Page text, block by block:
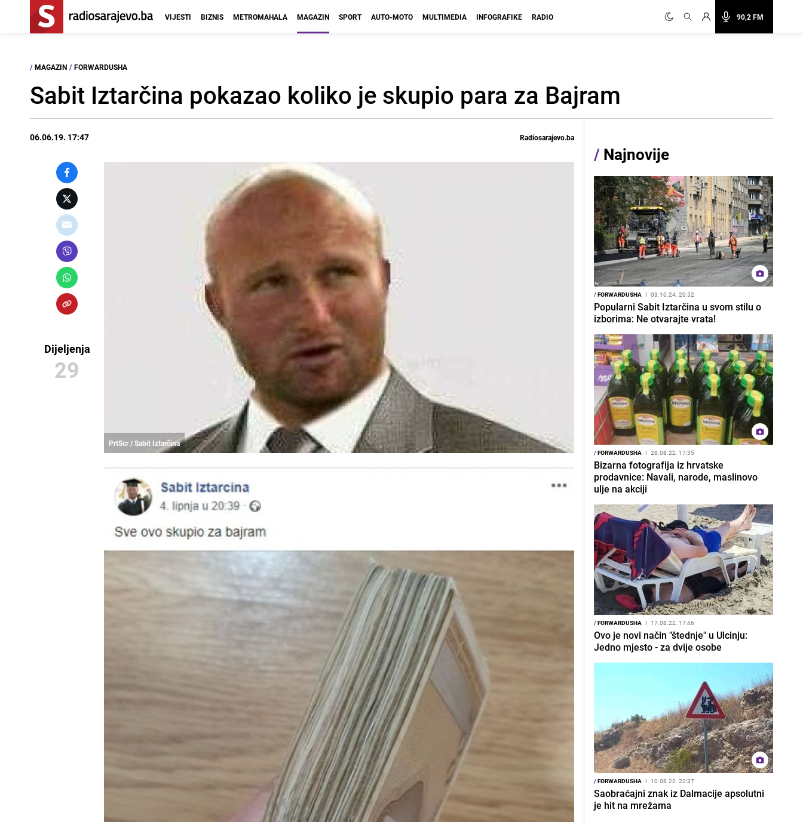
90,2 FM
VIJESTI BIZNIS METROMAHALA MAGAZIN SPORT AUTO-MOTO MULTIMEDIA INFOGRAFIKE RADIO
/ MAGAZIN / FORWARDUSHA
Sabit Iztarčina pokazao koliko je skupio para za Bajram
06.06.19. 17:47 Radiosarajevo.ba
Dijeljenja
29
PrtScr / Sabit Iztarčina
/ Najnovije
/FORWARDUSHA I 03.10.24. 20:52
Popularni Sabit Iztarčina u svom stilu o
izborima: Ne otvarajte vrata!
/FORWARDUSHA I 28.08.22. 17:35
Bizarna fotografija iz hrvatske
prodavnice: Navali, narode, maslinovo
ulje na akciji
/FORWARDUSHA I 17.08.22. 17:46
Ovo je novi način "štednje" u Ulcinju:
Jedno mjesto - za dvije osobe
/FORWARDUSHA I 10.08.22. 22:37
Saobraćajni znak iz Dalmacije apsolutni
je hit na mrežama